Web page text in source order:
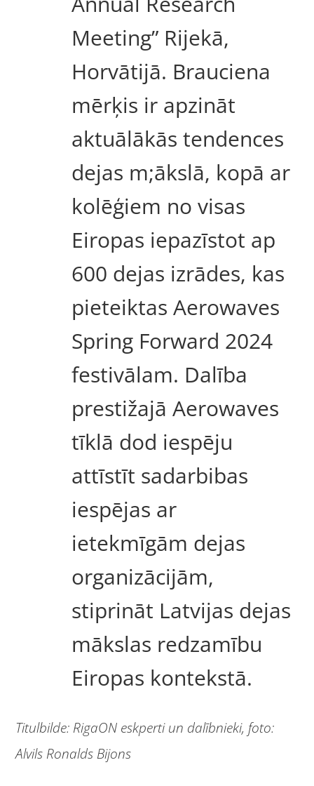
Meeting” Rijekā,
Horvātijā. Brauciena
mērķis ir apzināt
aktuālākās tendences
dejas m;ākslā, kopā ar
kolēģiem no visas
Eiropas iepazīstot ap
600 dejas izrādes, kas
pieteiktas Aerowaves
Spring Forward 2024
festivālam. Dalība
prestižajā Aerowaves
tīklā dod iespēju
attīstīt sadarbibas
iespējas ar
ietekmīgām dejas
organizācijām,
stiprināt Latvijas dejas
mākslas redzamību
Eiropas kontekstā.
Titulbilde: RigaON eskperti un dalībnieki, foto:
Alvils Ronalds Bijons